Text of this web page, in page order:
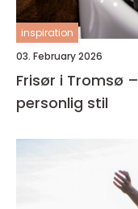
inspiration
03. February 2026
Frisør i Tromsø
personlig stil